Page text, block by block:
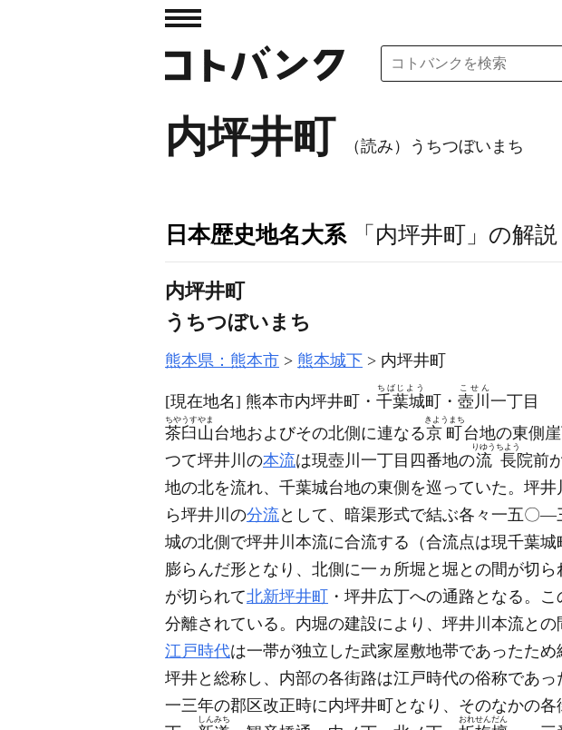
内坪井町 （読み）うちつぼいまち
日本歴史地名大系 「内坪井町」の解説
内坪井町
うちつぼいまち
熊本県：熊本市 熊本城下 内坪井町
[現在地名] 熊本市内坪井町・ 千葉城
ちばじよう
町・ 壺川
こせん
一丁目
茶臼山
ちやうすやま
台地およびその北側に連なる京町
きようまち
台地の東側
つて坪井川の本流は現壺川一丁目四番地の流長
りゆうちよう
院前
地の北を流れ、千葉城台地の東側を巡っていた。坪井
ら坪井川の分流として、暗渠形式で結ぶ各々一五〇
城の北側で坪井川本流に合流する （合流点は現千葉
膨らんだ形となり、北側に一ヵ所堀と堀との間が切ら
が切られて北新坪井町
・坪井広丁への通路となる。
分離されている。内堀の建設により、坪井川本流と
江戸時代は一帯が独立した武家屋敷地帯であったた
坪井と総称し、内部の各街路は江戸時代の俗称であっ
一三年の郡区改正時に内坪井町となり、そのなかの
しんみち おれせんだん